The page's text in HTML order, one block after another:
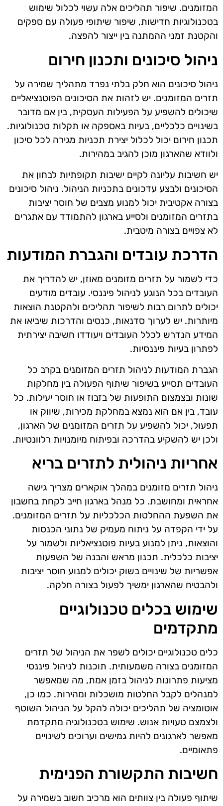
המזומנים. שיפור תהליכים אלה עשוי לכלול שימוש
בטכנולוגיות חדישות, שיפור שיתופי פעולה עם ספקים
והקטנת זמני ההמתנה בין ייצור להפצה.
ניהול סיכונים ותכנון חירום
ניהול סיכונים הוא חלק בלתי נפרד מתהליך שמירה על
תזרים המזומנים. יש לזהות את הסיכונים הפוטנציאליים
שיכולים להשפיע על הפעילות העסקית, בין אם מדובר
בשינויים כלכליים, בעיות באספקה או תקלות טכנולוגיות.
תכנון חירום יכול לכלול יצירת תכניות מגירה לכל סיכון
ולוודא שהארגון מוכן להגיב במהירות.
יש חשיבות עליונה לקיים ישיבות תקופתיות לבחון את
הסיכונים ולבצע עדכונים בתכניות הניהול. ניהול סיכונים
בצורה אקטיבית יכול למנוע מצבים של חוסר יציבות
בתזרים המזומנים ולסייע בארגון להתמודד עם אתגרים
לא צפויים בצורה מיטבית.
הדרכת עובדים והגברת המודעות
כדי לשמור על תזרים מזומנים מאוזן, יש להדריך את
העובדים בכל הנוגע לניהול פיננסי. עובדים מודעים
יכולים לתרום רבות לשיפור תהליכים ולהקטנת הוצאות
מיותרות. יש לערוך סדנאות, כנסים והדרכות שיביאו את
המידע הנדרש לכלל העובדים ויעודדו חשיבה יצירתית
לפתרון בעיות פיננסיות.
הגברת המודעות לניהול תזרים המזומנים בקרב כל
העובדים תסייע בשיפור שיתוף הפעולה בין מחלקות
שונות ובצמצום התופעות של בזבוז או חוסר יעילות. כל
עובד, בין אם הוא נמצא במחלקת מכירות, שיווק או
תפעול, יכול להשפיע על תזרים המזומנים של הארגון,
ולכן יש להשקיע בהדרכה ובפיתוח מיומנויות רלוונטיות.
אחריות ניהולית לתזרים בריא
ניהול תזרים מזומנים במהלך אוקארים מצריך גישה
אחראית ומחושבת. כל מנהל בארגון חייב לקחת בחשבון
את השפעת ההחלטות הכלכליות על תזרים המזומנים.
על ידי הקפדה על ניתוח מעמיק של נתוני הכנסות
והוצאות, ניתן למנוע בעיות פוטנציאליות ולשמור על
יציבות כלכלית. תכנון מראש והבנה של השפעות
אפשריות של שינויים בשוק יכולים למנוע חוסר יציבות
ולהבטיח שהארגון ימשיך לפעול בצורה חלקה.
שימוש בכלים טכנולוגיים
מתקדמים
כלים טכנולוגיים יכולים לשפר את הניהול של תזרים
המזומנים בצורה משמעותית. תוכנות לניהול פיננסי
מציעות פתרונות לניהול בזמן אמת, מה שמאפשר
למנהלים לקבל החלטות מושכלות ומהירות. כמו כן,
אוטומציה של תהליכים יכולה להקל על הניהול השוטף
ולצמצם טעויות אנוש. שימוש בטכנולוגיה מתקדמת
מאפשר לארגונים להיות גמישים וערוכים לשינויים
פתאומיים.
חשיבות התקשורת הפנימית
שיתוף פעולה בין צוותים הוא מרכיב חשוב בשמירה על